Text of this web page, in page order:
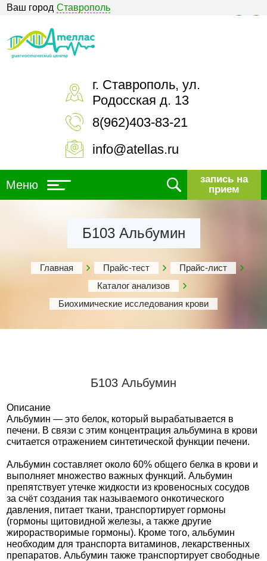
Ваш город Ставрополь
г. Ставрополь, ул.
Родосская д. 13
8(962)403-83-21
info@atellas.ru
Меню
запись на
прием
Б103 Альбумин
Главная Прайс-тест
Прайс-лист
Каталог анализов
Биохимические исследования крови
Б103 Альбумин
Описание
Альбумин — это белок, который вырабатывается в
печени. В связи с этим концентрация альбумина в крови
считается отражением синтетической функции печени.
Альбумин составляет около 60% общего белка в крови и
выполняет множество важных функций. Альбумин
препятствует утечке жидкости из кровеносных сосудов
за счёт создания так называемого онкотического
давления, питает ткани, транспортирует гормоны
(гормоны щитовидной железы, а также другие
жирорастворимые гормоны). Кроме того, альбумин
необходим для транспорта витаминов, лекарственных
препаратов. Альбумин также транспортирует свободные